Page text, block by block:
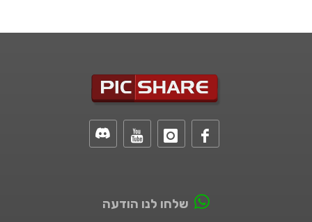
שלחו לנו הודעה